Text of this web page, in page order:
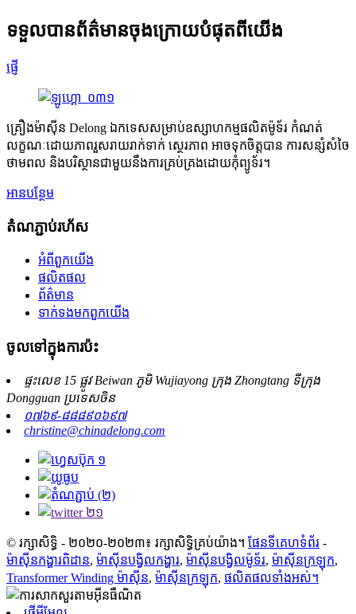
ទទួលបានព័ត៌មានចុងក្រោយបំផុតពីយើង
ផ្ញើ
គ្រឿងម៉ាស៊ីន Delong ឯកទេសសម្រាប់ឧស្សាហកម្មផលិតម៉ូទ័រ កំណត់
លក្ខណៈដោយភាពរួសរាយរាក់ទាក់ ស្ថេរភាព អាចទុកចិត្តបាន ការសន្សំសំចៃ
ថាមពល និងបរិស្ថានជាមួយនឹងការគ្រប់គ្រងដោយកុំព្យូទ័រ។
អាន​បន្ថែម
តំណភ្ជាប់រហ័ស
អំពី​ពួក​យើង
ផលិតផល
ព័ត៌មាន
ទាក់ទង​មក​ពួក​យើង
ចូល​ទៅ​ក្នុង​ការ​ប៉ះ
ផ្ទះលេខ 15 ផ្លូវ Beiwan ភូមិ Wujiayong ក្រុង Zhongtang ទីក្រុង
Dongguan ប្រទេសចិន
០៧៦៩-៨៨៨៩០៦៩៧
christine@chinadelong.com
© រក្សាសិទ្ធិ - ២០២០-២០២៣៖ រក្សាសិទ្ធិគ្រប់យ៉ាង។ ផែនទីគេហទំព័រ -
ម៉ាស៊ីនកង្ហារពិដាន, ម៉ាស៊ីនបង្វិលកង្ហារ, ម៉ាស៊ីនបង្វិលម៉ូទ័រ, ម៉ាស៊ីនក្រឡុក,
Transformer Winding ម៉ាស៊ីន, ម៉ាស៊ីនក្រឡុក, ផលិតផលទាំងអស់។